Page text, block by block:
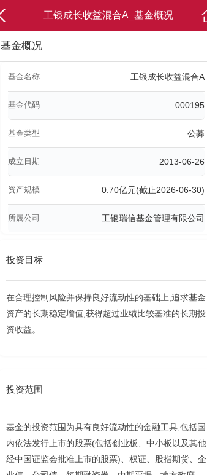
工银成长收益混合A_基金概况
基金概况
基金名称 工银成长收益混合A
基金代码 000195
基金类型 公募
成立日期 2013-06-26
资产规模 0.70亿元(截止2026-06-30)
所属公司 工银瑞信基金管理有限公司
投资目标
在合理控制风险并保持良好流动性的基础上,追求基金
资产的长期稳定增值,获得超过业绩比较基准的长期投
资收益。
投资范围
基金的投资范围为具有良好流动性的金融工具,包括国
内依法发行上市的股票(包括创业板、中小板以及其他
经中国证监会批准上市的股票)、权证、股指期货、企